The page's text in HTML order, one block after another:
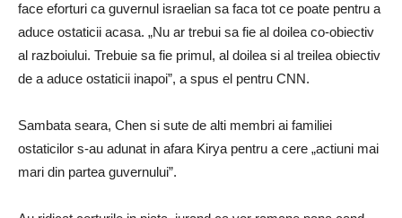
face eforturi ca guvernul israelian sa faca tot ce poate pentru a
aduce ostaticii acasa. „Nu ar trebui sa fie al doilea co-obiectiv
al razboiului. Trebuie sa fie primul, al doilea si al treilea obiectiv
de a aduce ostaticii inapoi”, a spus el pentru CNN.
Sambata seara, Chen si sute de alti membri ai familiei
ostaticilor s-au adunat in afara Kirya pentru a cere „actiuni mai
mari din partea guvernului”.